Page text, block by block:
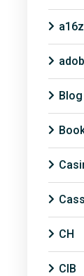
Blog
CH
CIB